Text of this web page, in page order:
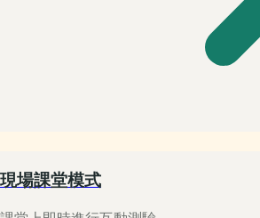
現場課堂模式